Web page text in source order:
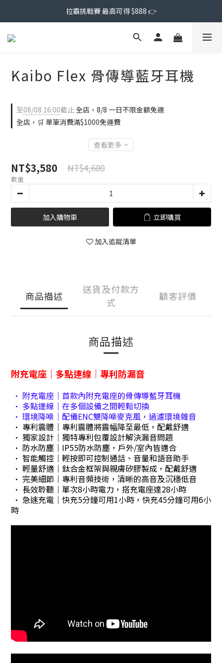
拉霸挑戰賽 最高可得 $888 👉
Kaibo Flex 骨傳導藍牙耳機
至08/08 16:00截止全店，8/8 一日不限金額免運
全店，🛒 單筆消費滿$1000免運費
查看更多
NT$3,580 NT$4,680
數量
加入購物車 立即購買
加入追蹤清單
商品描述
送貨及付款方
式
顧客評價
商品描述
附充電座｜多點連線｜專利防漏音
• 附充電座｜首款內附充電座的骨傳導藍牙耳機
• 多點連線｜在多個設備之間輕鬆切換
• 環境降噪｜配備ENC雙降噪麥克風，過濾環境雜音
• 專利震體｜專利震體將震幅降至最低，配戴舒適
• 獨家設計｜獨特專利包覆設計解決漏音問題
• 防水防塵｜IP55防水防塵，戶外/室內皆適合
• 智能觸控｜輕按即可控制通話、音量和語音助手
• 輕量舒適｜鈦合金框架與親膚矽膠製成，配戴舒適
• 完美細節｜專利音頻技術，清晰的高音及沉穩低音
• 長效聆聽｜單次8小時電力，搭充電座達28小時
• 急速充電｜快充5分鐘可用1小時，快充45分鐘可用6小
時